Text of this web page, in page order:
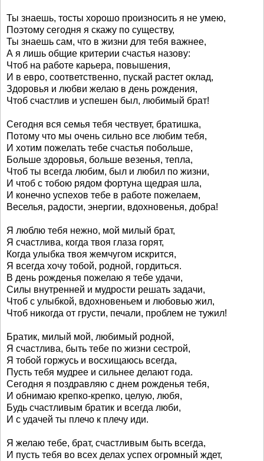
Ты знаешь, тосты хорошо произносить я не умею,
Поэтому сегодня я скажу по существу,
Ты знаешь сам, что в жизни для тебя важнее,
А я лишь общие критерии счастья назову:
Чтоб на работе карьера, повышения,
И в евро, соответственно, пускай растет оклад,
Здоровья и любви желаю в день рождения,
Чтоб счастлив и успешен был, любимый брат!
Сегодня вся семья тебя чествует, братишка,
Потому что мы очень сильно все любим тебя,
И хотим пожелать тебе счастья побольше,
Больше здоровья, больше везенья, тепла,
Чтоб ты всегда любим, был и любил по жизни,
И чтоб с тобою рядом фортуна щедрая шла,
И конечно успехов тебе в работе пожелаем,
Веселья, радости, энергии, вдохновенья, добра!
Я люблю тебя нежно, мой милый брат,
Я счастлива, когда твоя глаза горят,
Когда улыбка твоя жемчугом искрится,
Я всегда хочу тобой, родной, гордиться.
В день рожденья пожелаю я тебе удачи,
Силы внутренней и мудрости решать задачи,
Чтоб с улыбкой, вдохновеньем и любовью жил,
Чтоб никогда от грусти, печали, проблем не тужил!
Братик, милый мой, любимый родной,
Я счастлива, быть тебе по жизни сестрой,
Я тобой горжусь и восхищаюсь всегда,
Пусть тебя мудрее и сильнее делают года.
Сегодня я поздравляю с днем рожденья тебя,
И обнимаю крепко-крепко, целую, любя,
Будь счастливым братик и всегда люби,
И с удачей ты плечо к плечу иди.
Я желаю тебе, брат, счастливым быть всегда,
И пусть тебя во всех делах успех огромный ждет,